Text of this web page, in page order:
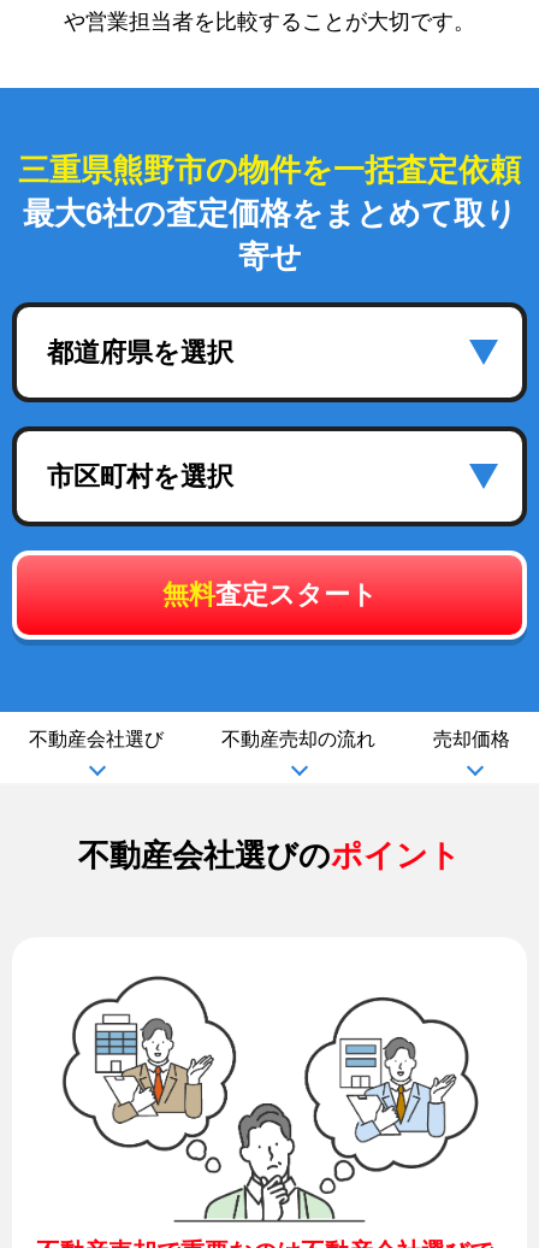
や営業担当者を比較することが大切です。
三重県熊野市の物件を一括査定依頼
最大6社の査定価格をまとめて取り
寄せ
都道府県を選択
市区町村を選択
無料査定スタート
不動産会社選び 不動産売却の流れ 売却価格
不動産会社選びのポイント